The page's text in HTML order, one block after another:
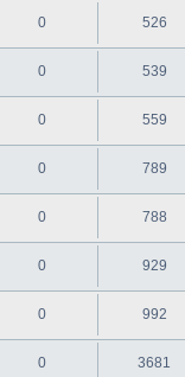
0 526
0 539
0 559
0 789
0 788
0 929
0 992
0 3681